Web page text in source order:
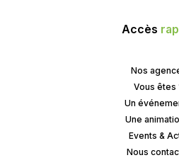
Accès
Nos
Vous êtes
Un
Une
Events &
Nous